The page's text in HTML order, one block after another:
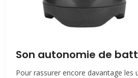
Son autonomie de
Pour rassurer encore davantage les